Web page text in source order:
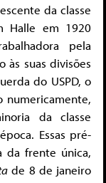
da classe
Halle em 1920
pela
às suas divisões
do USPD, o
numericamente,
da classe
Essas pré-
da frente única,
de 8 de janeiro